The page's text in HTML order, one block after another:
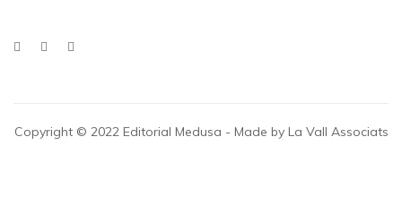
Copyright © 2022 Editorial Medusa - Made by La Vall Associats